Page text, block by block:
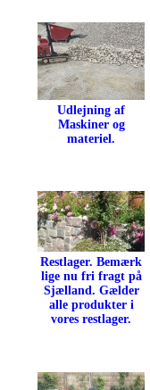
Udlejning af
Maskiner og
materiel.
Restlager. Bemærk
lige nu fri fragt på
Sjælland. Gælder
alle produkter i
vores restlager.